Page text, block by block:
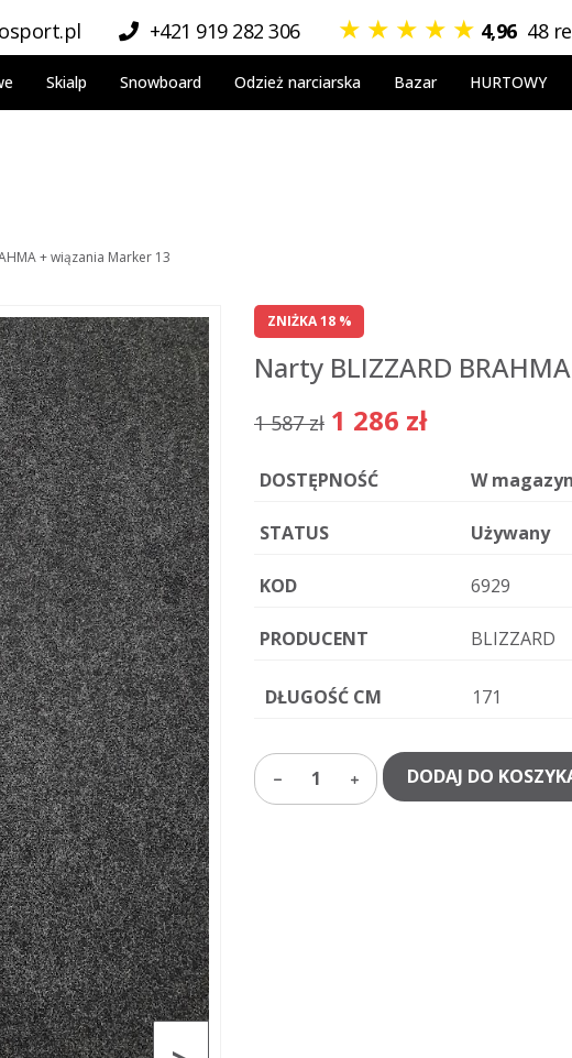
+421 919 282 306 ★ ★ ★ ★ ★ 4,96 48
Skialp Snowboard Odzież narciarska Bazar HURTOWY
+ wiązania Marker 13
ZNIŻKA 18 %
Narty BLIZZARD
1 587 zł 1 286 zł
DOSTĘPNOŚĆ W
STATUS Używany
KOD 6929
PRODUCENT BLIZZARD
DŁUGOŚĆ CM 171
1 DODAJ DO